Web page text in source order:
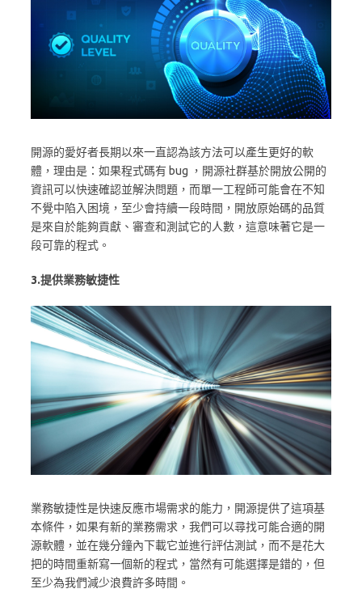
開源的愛好者長期以來一直認為該方法可以產生更好的軟
體，理由是：如果程式碼有 bug ，開源社群基於開放公開的
資訊可以快速確認並解決問題，而單一工程師可能會在不知
不覺中陷入困境，至少會持續一段時間，開放原始碼的品質
是來自於能夠貢獻、審查和測試它的人數，這意味著它是一
段可靠的程式。
3.提供業務敏捷性
業務敏捷性是快速反應市場需求的能力，開源提供了這項基
本條件，如果有新的業務需求，我們可以尋找可能合適的開
源軟體，並在幾分鐘內下載它並進行評估測試，而不是花大
把的時間重新寫一個新的程式，當然有可能選擇是錯的，但
至少為我們減少浪費許多時間。